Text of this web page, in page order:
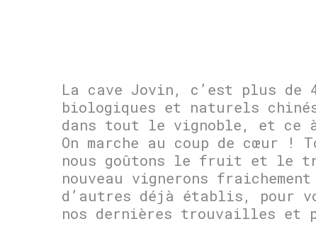
La cave Jovin, c’est plus de
biologiques et naturels
dans tout le vignoble, et ce
On marche au coup de cœur !
nous goûtons le fruit et le
nouveau vignerons
d’autres déjà établis, pour
nos dernières trouvailles et